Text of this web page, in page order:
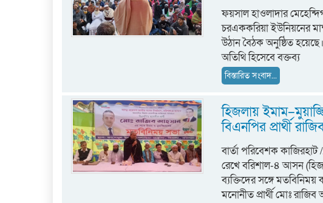
ফয়সাল হাওলাদার
চরএককরিয়া ইউনিয়নের
উঠান বৈঠক অনুষ্ঠিত
অতিথি হিসেবে বক্তব্য
বিস্তারিত সংবাদ...
হিজলায়
বিএনপির প্রার্থী
বার্তা পরিবেশক
রেখে বরিশাল-৪ আসন
ব্যক্তিদের সঙ্গে
মনোনীত প্রার্থী মোঃ